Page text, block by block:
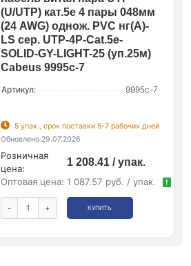
(U/UTP) кат.5e 4 пары 048мм
(24 AWG) однож. PVC нг(А)-
LS сер. UTP-4P-Cat.5e-
SOLID-GY-LIGHT-25 (уп.25м)
Cabeus 9995c-7
Артикул: 9995c-7
5 упак., срок поставки 5-7 рабочих дней
Обновлено 29.07.2026
Розничная
цена:
1 208.41 / упак.
Оптовая цена: 1 087.57 руб. / упак. !
- + КУПИТЬ